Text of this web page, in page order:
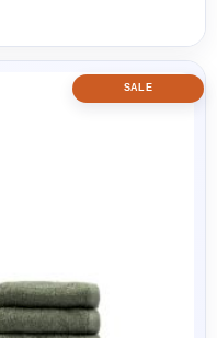
SALE